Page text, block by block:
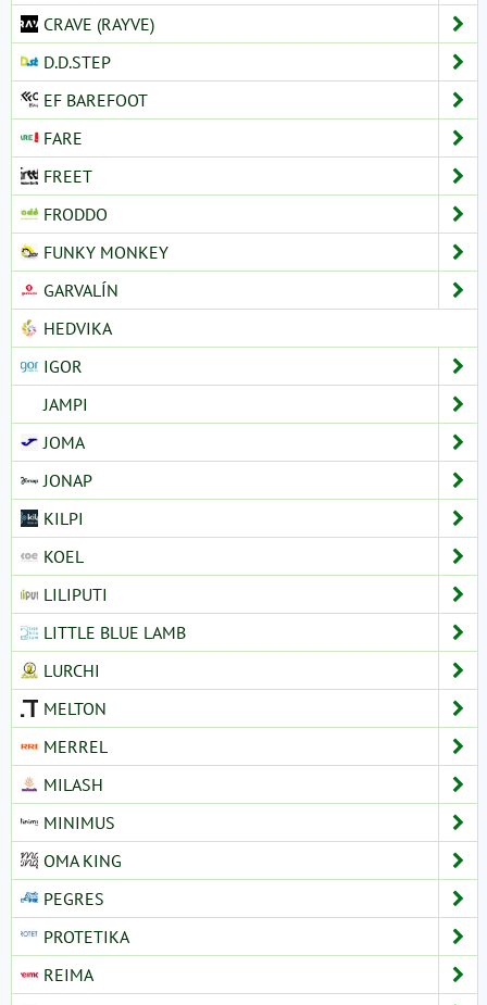
CRAVE (RAYVE)
D.D.STEP
EF BAREFOOT
FARE
FREET
FRODDO
FUNKY MONKEY
GARVALÍN
HEDVIKA
IGOR
JAMPI
JOMA
JONAP
KILPI
KOEL
LILIPUTI
LITTLE BLUE LAMB
LURCHI
MELTON
MERREL
MILASH
MINIMUS
OMA KING
PEGRES
PROTETIKA
REIMA